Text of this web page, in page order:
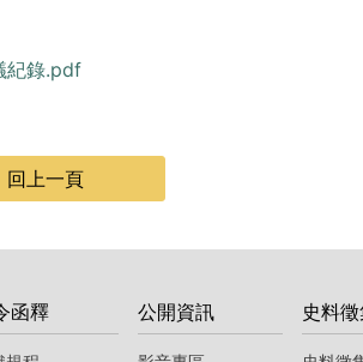
紀錄.pdf
回上一頁
函釋 公開資訊 史料